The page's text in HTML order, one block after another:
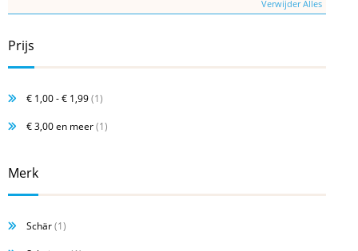
Verwijder Alles
Prijs
€ 1,00-€ 1,99(1)
€ 3,00en meer(1)
Merk
Schär(1)